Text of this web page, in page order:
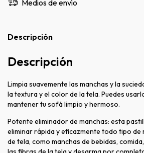
Medios de envío
Descripción
Descripción
Limpia suavemente las manchas y la
la textura y el color de la tela. Puedes
mantener tu sofá limpio y hermoso.
Potente eliminador de manchas: esta
eliminar rápida y eficazmente todo tipo de
de tela, como manchas de bebidas,